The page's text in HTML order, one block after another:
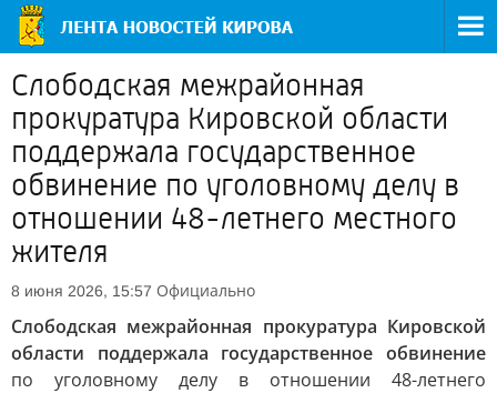
Слободская межрайонная
прокуратура Кировской области
поддержала государственное
обвинение по уголовному делу в
отношении 48-летнего местного
жителя
8 июня 2026, 15:57 Официально
Слободская межрайонная прокуратура Кировской
области поддержала государственное обвинение
по уголовному делу в отношении 48-летнего